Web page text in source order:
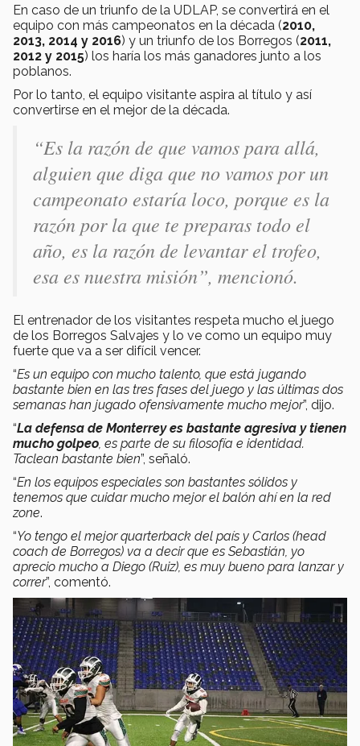
En caso de un triunfo de la UDLAP, se convertirá en el
equipo con más campeonatos en la década (2010,
2013, 2014 y 2016) y un triunfo de los Borregos (2011,
2012 y 2015) los haría los más ganadores junto a los
poblanos.
Por lo tanto, el equipo visitante aspira al título y así
convertirse en el mejor de la década.
“Es la razón de que vamos para allá,
alguien que diga que no vamos por un
campeonato estaría loco, porque es la
razón por la que te preparas todo el
año, es la razón de levantar el trofeo,
esa es nuestra misión”, mencionó.
El entrenador de los visitantes respeta mucho el juego
de los Borregos Salvajes y lo ve como un equipo muy
fuerte que va a ser difícil vencer.
“Es un equipo con mucho talento, que está jugando
bastante bien en las tres fases del juego y las últimas dos
semanas han jugado ofensivamente mucho mejor”, dijo.
“La defensa de Monterrey es bastante agresiva y tienen
mucho golpeo , es parte de su filosofía e identidad.
Taclean bastante bien”, señaló.
“En los equipos especiales son bastantes sólidos y
tenemos que cuidar mucho mejor el balón ahí en la red
zone.
“Yo tengo el mejor quarterback del país y Carlos (head
coach de Borregos) va a decir que es Sebastián, yo
aprecio mucho a Diego (Ruiz), es muy bueno para lanzar y
correr”, comentó.